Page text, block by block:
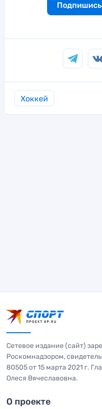
Подпишись
Хоккей
Сетевое издание (сайт)
Роскомнадзором,
80505 от 15 марта 2021 г.
Олеся Вячеславовна.
О проекте